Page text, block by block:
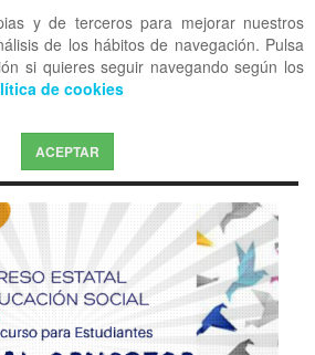
y de terceros para mejorar nuestros
de los hábitos de navegación. Pulsa
si quieres seguir navegando según los
de cookies
ACEPTAR